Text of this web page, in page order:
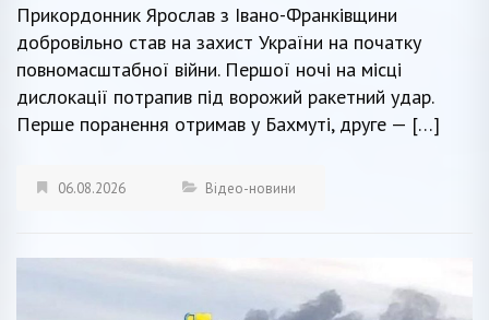
Прикордонник Ярослав з Івано-Франківщини
добровільно став на захист України на початку
повномасштабної війни. Першої ночі на місці
дислокації потрапив під ворожий ракетний удар.
Перше поранення отримав у Бахмуті, друге — […]
06.08.2026 Відео-новини